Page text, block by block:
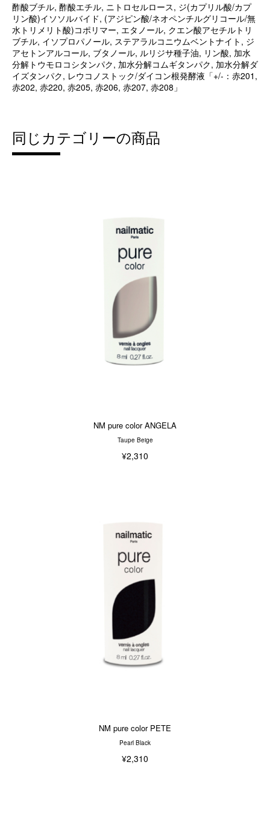
酢酸ブチル, 酢酸エチル, ニトロセルロース, ジ(カプリル酸/カプ
リン酸)イソソルバイド, (アジピン酸/ネオペンチルグリコール/無
水トリメリト酸)コポリマー, エタノール, クエン酸アセチルトリ
ブチル, イソプロパノール, ステアラルコニウムベントナイト, ジ
アセトンアルコール, ブタノール, ルリジサ種子油, リン酸, 加水
分解トウモロコシタンパク, 加水分解コムギタンパク, 加水分解ダ
イズタンパク, レウコノストック/ダイコン根発酵液「+/-：赤201,
赤202, 赤220, 赤205, 赤206, 赤207, 赤208」
同じカテゴリーの商品
NM pure color ANGELA
Taupe Beige
¥2,310
NM pure color PETE
Pearl Black
¥2,310